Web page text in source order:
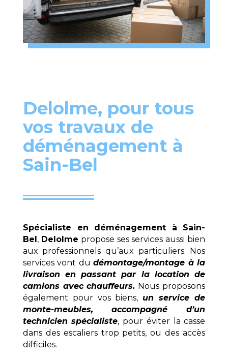
Delolme, pour tous
vos travaux de
déménagement à
Sain-Bel
Spécialiste en déménagement à
Sain-
Bel , Delolme propose ses services aussi bien
aux professionnels qu’aux particuliers. Nos
services vont dudémontage/montage à la
livraison en passant par la location de
camions avec chauffeurs. Nous proposons
également pour vos biens, un service de
monte-meubles, accompagné d’un
technicien spécialiste, pour éviter la casse
dans des escaliers trop petits, ou des accès
difficiles.